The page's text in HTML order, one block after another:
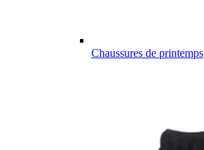
Chaussures de printemps